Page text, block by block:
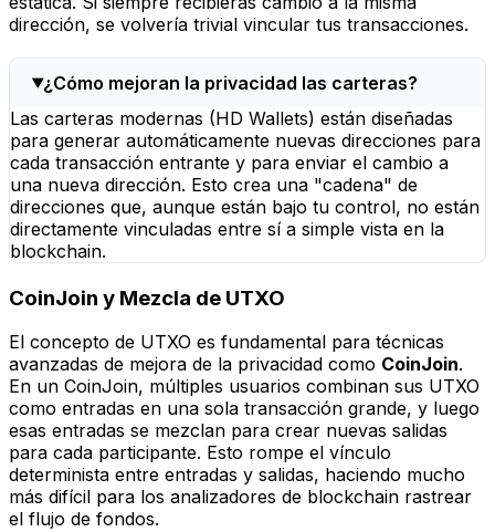
dirección, se volvería trivial vincular tus transacciones.
¿Cómo mejoran la privacidad las carteras?
Las carteras modernas (HD Wallets) están diseñadas
para generar automáticamente nuevas direcciones para
cada transacción entrante y para enviar el cambio a
una nueva dirección. Esto crea una "cadena" de
direcciones que, aunque están bajo tu control, no están
directamente vinculadas entre sí a simple vista en la
blockchain.
CoinJoin y Mezcla de UTXO
El concepto de UTXO es fundamental para técnicas
avanzadas de mejora de la privacidad como CoinJoin.
En un CoinJoin, múltiples usuarios combinan sus UTXO
como entradas en una sola transacción grande, y luego
esas entradas se mezclan para crear nuevas salidas
para cada participante. Esto rompe el vínculo
determinista entre entradas y salidas, haciendo mucho
más difícil para los analizadores de blockchain rastrear
el flujo de fondos.